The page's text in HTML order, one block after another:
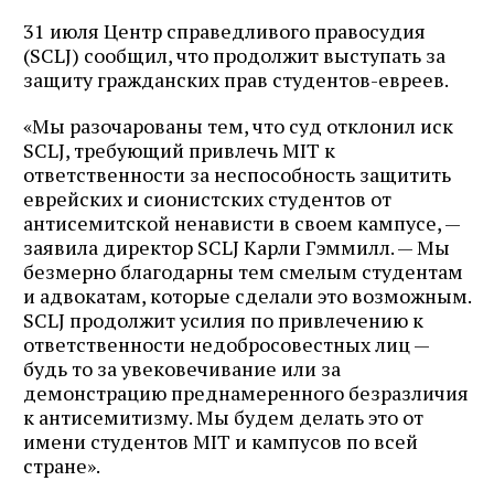
31 июля Центр справедливого правосудия
(SCLJ) сообщил, что продолжит выступать за
защиту гражданских прав студентов-евреев.
«Мы разочарованы тем, что суд отклонил иск
SCLJ, требующий привлечь MIT к
ответственности за неспособность защитить
еврейских и сионистских студентов от
антисемитской ненависти в своем кампусе, —
заявила директор SCLJ Карли Гэммилл. — Мы
безмерно благодарны тем смелым студентам
и адвокатам, которые сделали это возможным.
SCLJ продолжит усилия по привлечению к
ответственности недобросовестных лиц —
будь то за увековечивание или за
демонстрацию преднамеренного безразличия
к антисемитизму. Мы будем делать это от
имени студентов MIT и кампусов по всей
стране».